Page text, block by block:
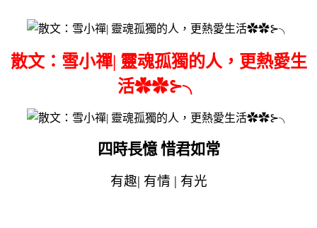
散文：雪小禪| 靈魂孤獨的人，更熱愛生
活✿✿⊱╮
四時長憶 惜君如常
有趣| 有情 | 有光